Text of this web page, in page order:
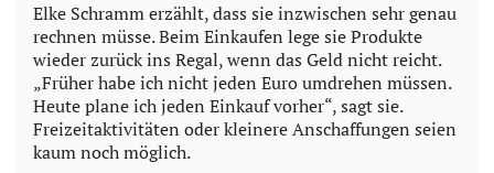
Elke Schramm erzählt, dass sie inzwischen sehr genau
rechnen müsse. Beim Einkaufen lege sie Produkte
wieder zurück ins Regal, wenn das Geld nicht reicht.
„Früher habe ich nicht jeden Euro umdrehen müssen.
Heute plane ich jeden Einkauf vorher“, sagt sie.
Freizeitaktivitäten oder kleinere Anschaffungen seien
kaum noch möglich.